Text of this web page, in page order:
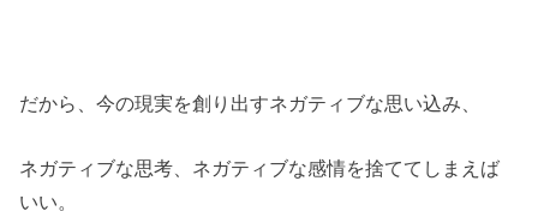
だから、今の現実を創り出すネガティブな思い込み、
ネガティブな思考、ネガティブな感情を捨ててしまえば
いい。